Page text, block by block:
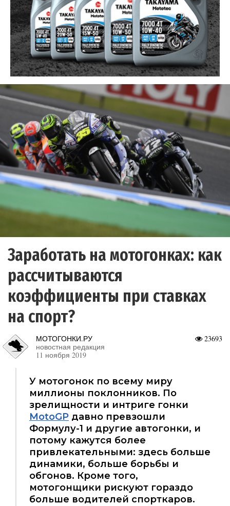
Заработать на мотогонках: как
рассчитываются
коэффициенты при ставках
на спорт?
23693
МОТОГОНКИ.РУ
новостная редакция
11 ноября 2019
У мотогонок по всему миру
миллионы поклонников. По
зрелищности и интриге гонки
MotoGP давно превзошли
Формулу-1 и другие автогонки, и
потому кажутся более
привлекательными: здесь больше
динамики, больше борьбы и
обгонов. Кроме того,
мотогонщики рискуют гораздо
больше водителей спорткаров.